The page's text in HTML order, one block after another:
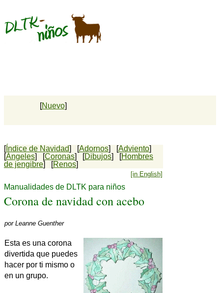
[Nuevo]
[Índice de Navidad] [Adornos] [Adviento]
[Ángeles] [Coronas] [Dibujos] [Hombres
de jengibre] [Renos]
[in English]
Manualidades de DLTK para niños
Corona de navidad con acebo
por Leanne Guenther
Esta es una corona
divertida que puedes
hacer por ti mismo o
en un grupo.